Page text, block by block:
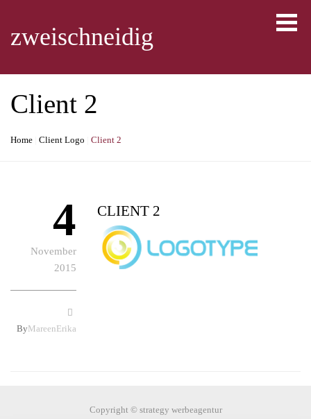
content
zweischneidig
Client 2
Home Client Logo Client 2
4
November
2015
ByMareenErika
CLIENT 2
Copyright © strategy werbeagentur